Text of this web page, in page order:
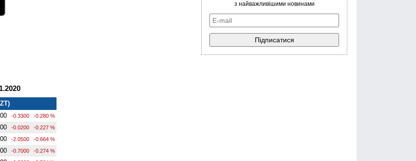
-0.3300 -0.280 %
-0.0200 -0.227 %
-2.0500 -0.664 %
-0.7000 -0.274 %
з найважливішими новинами